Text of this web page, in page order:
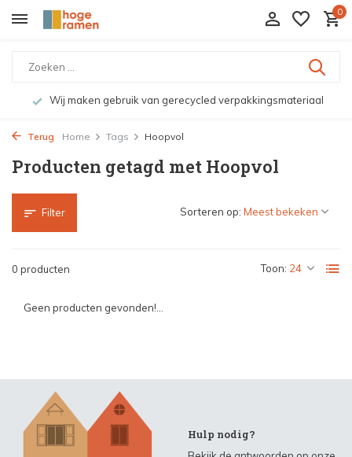
0
Wij maken gebruik van gerecycled verpakkingsmateriaal
Terug Home Tags Hoopvol
Producten getagd met Hoopvol
Filter
0 producten Toon:
Sorteren op:
Geen producten gevonden!...
Hulp nodig?